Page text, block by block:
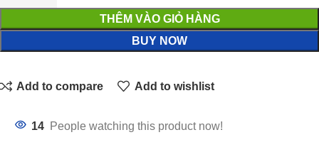
THÊM VÀO GIỎ HÀNG
BUY NOW
Add to compare Add to wishlist
14 People watching this product now!